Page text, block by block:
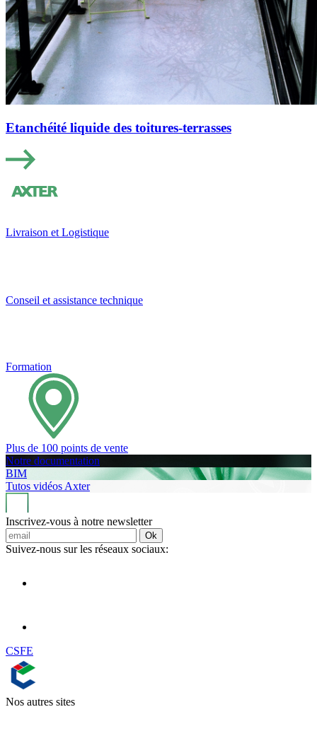
Etanchéité liquide des toitures-terrasses
Livraison et Logistique
Conseil et assistance technique
Formation
Plus de 100 points de vente
Notre documentation
BIM
Tutos vidéos Axter
Inscrivez-vous à notre newsletter
Ok
Suivez-nous sur les réseaux sociaux:
CSFE
Nos autres sites